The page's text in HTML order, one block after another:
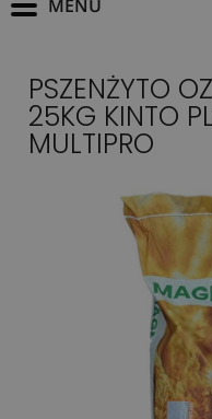
PSZENŻYTO
25KG KINTO
MULTIPRO